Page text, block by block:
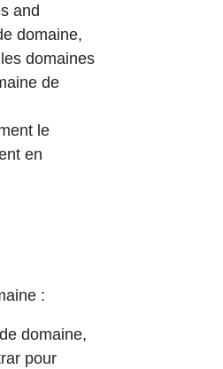
and
domaine,
domaines
de
le
en
:
domaine,
pour